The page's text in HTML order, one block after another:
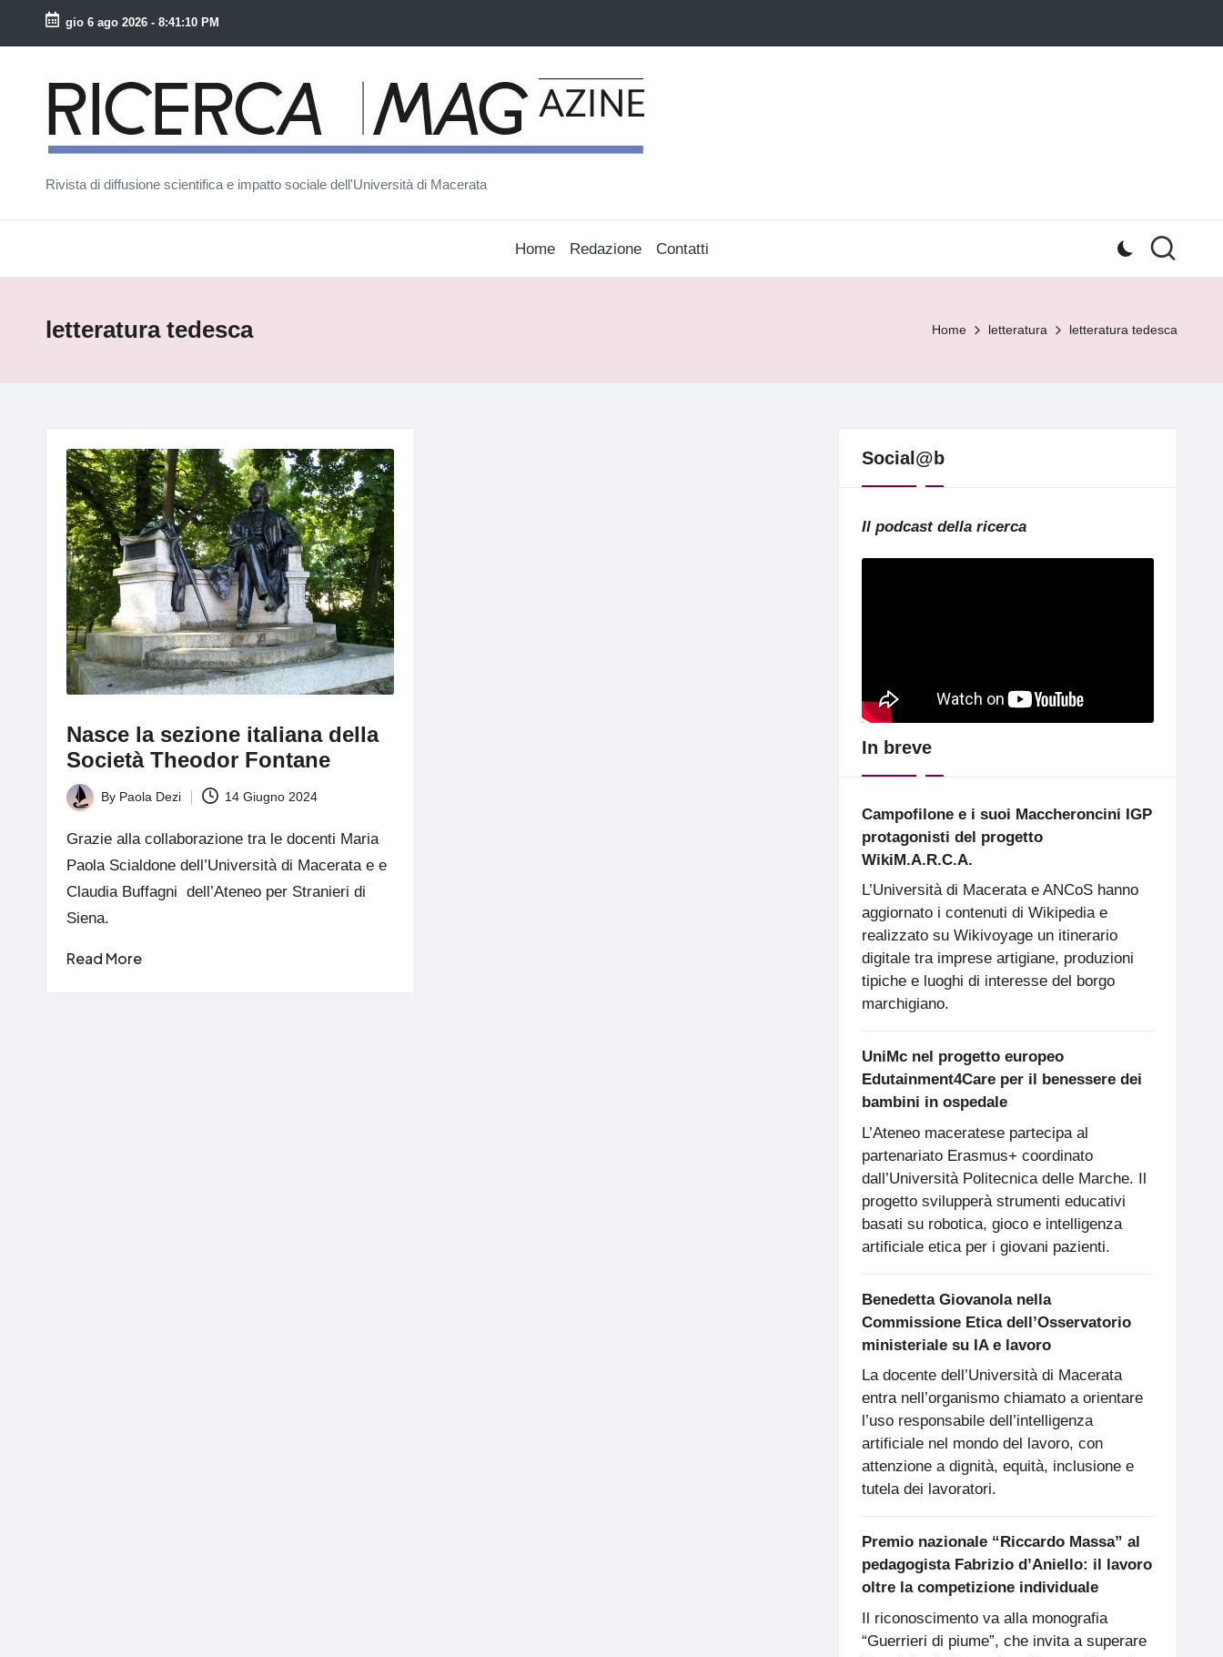
Skip
gio 6 ago 2026 - 8:41:10 PM
R
ic
e
a
M
Rivista di diffusione scientifica e impatto sociale dell'Università di Macerata
Home Redazione Contatti
letteratura tedesca Home letteratura letteratura tedesca
Nasce la sezione italiana della
Società Theodor Fontane
Posted
by
By Paola Dezi 14 Giugno 2024
Grazie alla collaborazione tra le docenti Maria
Paola Scialdone dell’Università di Macerata e e
Claudia Buffagni dell’Ateneo per Stranieri di
Siena.
Read More
Social@b
Il podcast della ricerca
In breve
Campofilone e i suoi Maccheroncini IGP
protagonisti del progetto
WikiM.A.R.C.A.
L’Università di Macerata e ANCoS hanno
aggiornato i contenuti di Wikipedia e
realizzato su Wikivoyage un itinerario
digitale tra imprese artigiane, produzioni
tipiche e luoghi di interesse del borgo
marchigiano.
UniMc nel progetto europeo
Edutainment4Care per il benessere dei
bambini in ospedale
L’Ateneo maceratese partecipa al
partenariato Erasmus+ coordinato
dall’Università Politecnica delle Marche. Il
progetto svilupperà strumenti educativi
basati su robotica, gioco e intelligenza
artificiale etica per i giovani pazienti.
Benedetta Giovanola nella
Commissione Etica dell’Osservatorio
ministeriale su IA e lavoro
La docente dell’Università di Macerata
entra nell’organismo chiamato a orientare
l’uso responsabile dell’intelligenza
artificiale nel mondo del lavoro, con
attenzione a dignità, equità, inclusione e
tutela dei lavoratori.
Premio nazionale “Riccardo Massa” al
pedagogista Fabrizio d’Aniello: il lavoro
oltre la competizione individuale
Il riconoscimento va alla monografia
“Guerrieri di piume”, che invita a superare